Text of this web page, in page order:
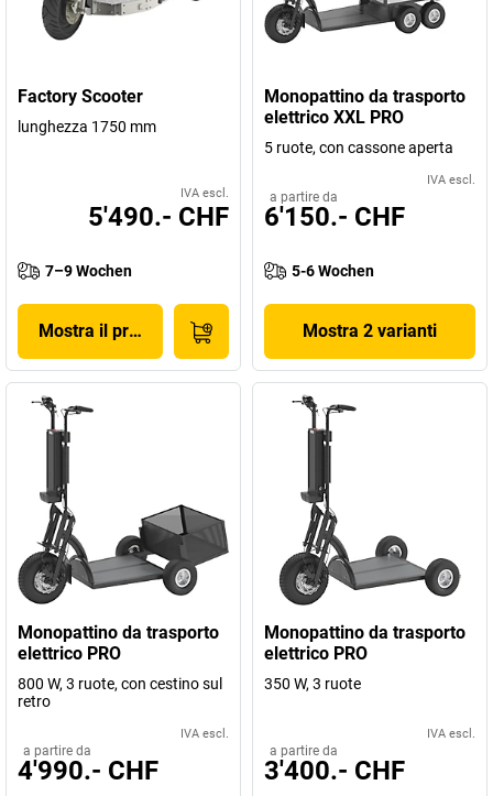
Factory Scooter
lunghezza 1750 mm
IVA escl.
5'490.- CHF
7–9 Wochen
Mostra il prodotto
Monopattino da trasporto
elettrico XXL PRO
5 ruote, con cassone aperta
IVA escl.
a partire da
6'150.- CHF
5-6 Wochen
Mostra 2 varianti
Monopattino da trasporto
elettrico PRO
800 W, 3 ruote, con cestino sul
retro
IVA escl.
a partire da
4'990.- CHF
Monopattino da trasporto
elettrico PRO
350 W, 3 ruote
IVA escl.
a partire da
3'400.- CHF